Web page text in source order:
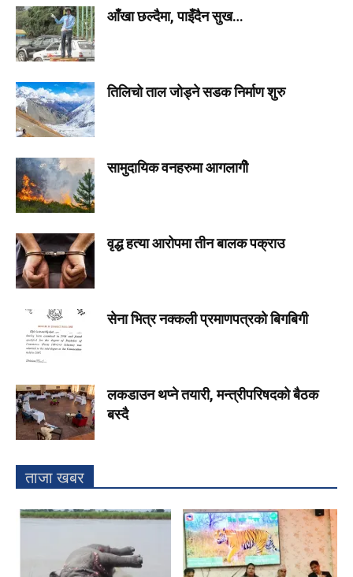
आँखा छल्दैमा, पाइँदैन सुख…
तिलिचो ताल जोड्ने सडक निर्माण शुरु
सामुदायिक वनहरुमा आगलागीे
वृद्ध हत्या आरोपमा तीन बालक पक्राउ
सेना भित्र नक्कली प्रमाणपत्रको बिगबिगी
लकडाउन थप्ने तयारी, मन्त्रीपरिषदको बैठक
बस्दै
ताजा खबर